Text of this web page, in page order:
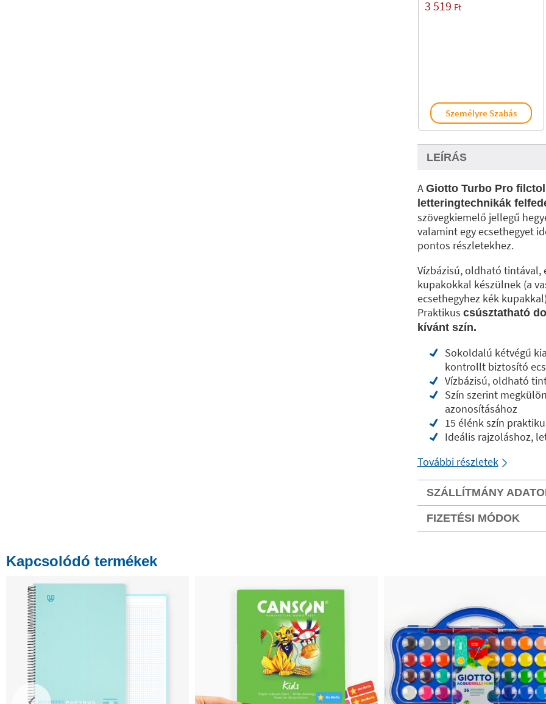
3 519 Ft
Személyre Szabás
LEÍRÁS
A Giotto Turbo Pro
letteringtechnikák
szövegkiemelő jellegű
valamint egy ecsethegyet
pontos részletekhez.
Vízbázisú, oldható
kupakokkal készülnek (a
ecsethegyhez kék
Praktikus csúsztatható
kívánt szín.
Sokoldalú kétvégű
kontrollt biztosító
Vízbázisú, oldható
Szín szerint
azonosításához
15 élénk szín
Ideális rajzoláshoz,
További részletek
SZÁLLÍTMÁNY
FIZETÉSI MÓDOK
Kapcsolódó termékek